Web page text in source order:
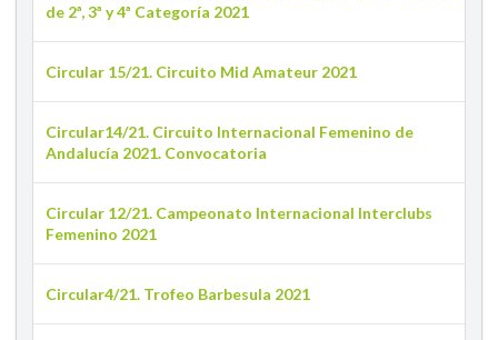
de 2ª, 3ª y 4ª Categoría 2021
Circular 15/21. Circuito Mid Amateur 2021
Circular14/21. Circuito Internacional Femenino de
Andalucía 2021. Convocatoria
Circular 12/21. Campeonato Internacional Interclubs
Femenino 2021
Circular4/21. Trofeo Barbesula 2021